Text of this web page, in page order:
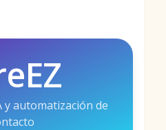
y automatización de